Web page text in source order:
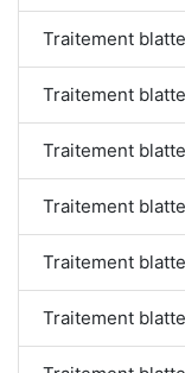
Traitement
Traitement
Traitement
Traitement
Traitement
Traitement